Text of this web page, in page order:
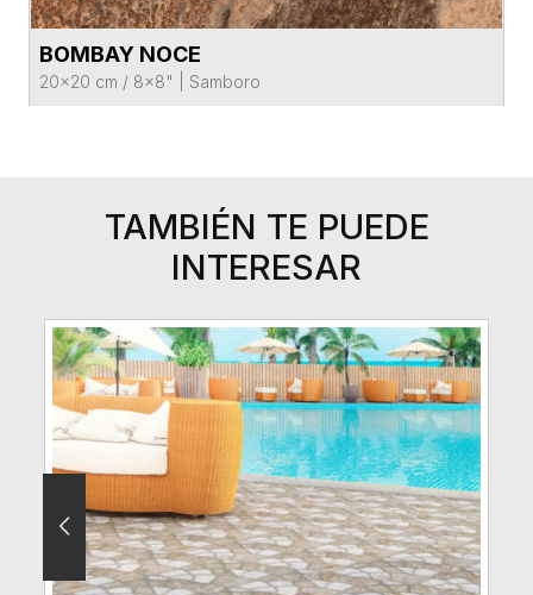
VER FICHA DEL PRODUCTO
BOMBAY NOCE
20x20 cm / 8x8" Samboro
TAMBIÉN TE PUEDE
INTERESAR